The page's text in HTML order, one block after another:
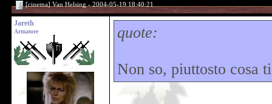
[cinema] Van Helsing - 2004-05-19 18:40:21
Jareth
Armatore quote:
Non so, piuttosto cosa